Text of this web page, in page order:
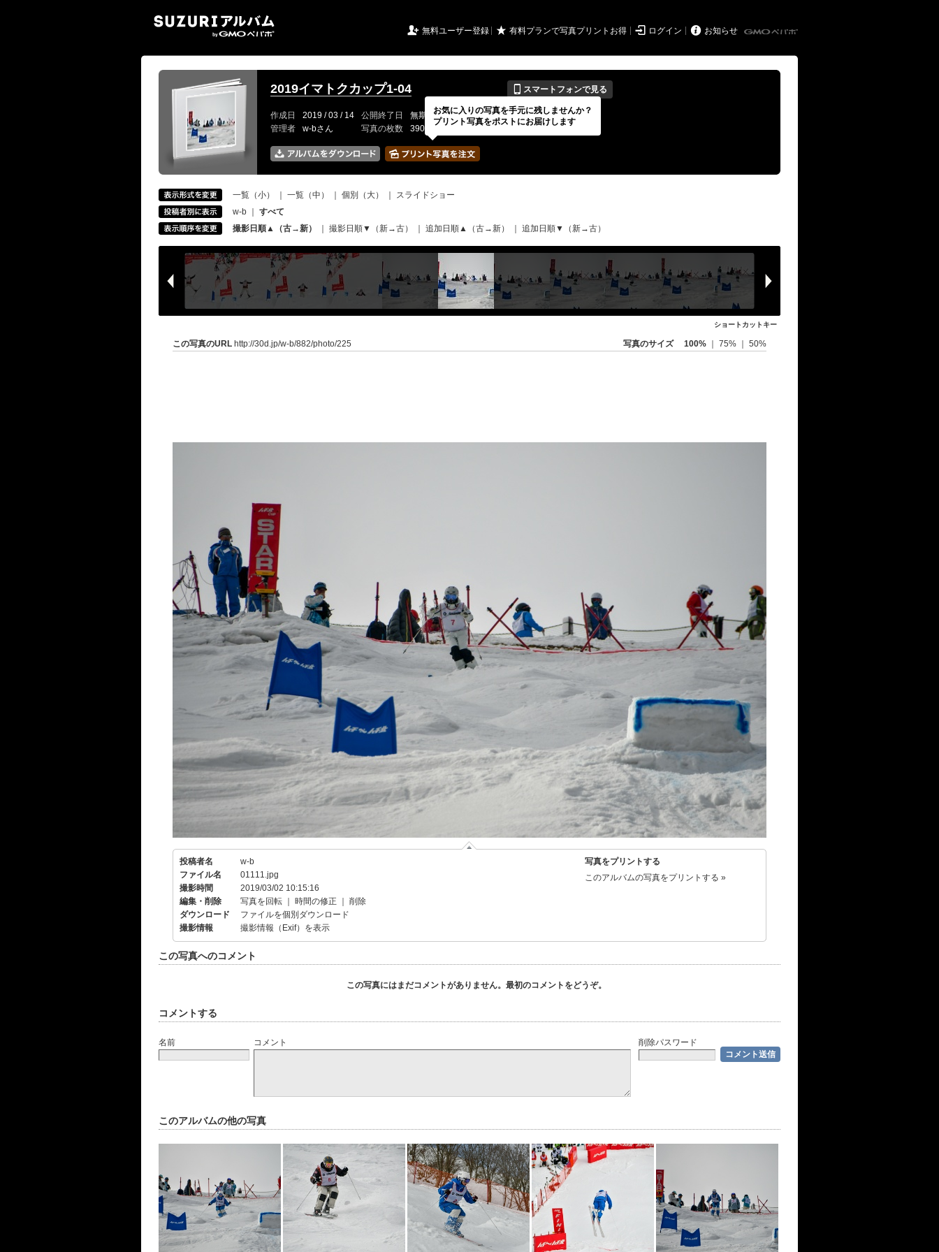
 無料ユーザー登録 ★ 有料プランで写真プリントお得  ログイン  お知らせ
2019イマトクカップ1-04 📱 スマートフォンで見る
作成日 2019 / 03 / 14 公開終了日 無期限 イベントの期間
---
管理者
w-bさん 写真の枚数 390 / 2000枚
一覧（小） 一覧（中） 個別（大）
スライドショー
w-b
すべて
撮影日順▲（古→新）
撮影日順▼（新→古） 追加日順▲（古→新） 追加日順▼（新→古）
ショートカットキー
この写真のURL http://30d.jp/w-b/882/photo/225 写真のサイズ 100% 75% 50%
投稿者名
w-b
ファイル名
01111.jpg
撮影時間
2019/03/02 10:15:16
編集・削除
写真を回転 時間の修正
削除
ダウンロード
ファイルを個別ダウンロード
撮影情報
撮影情報（Exif）を表示
写真をプリントする
このアルバムの写真をプリントする »
この写真へのコメント
この写真にはまだコメントがありません。最初のコメントをどうぞ。
コメントする
名前 コメント 削除パスワード
このアルバムの他の写真
お気に入りの写真を手元に残しませんか？
プリント写真をポストにお届けします